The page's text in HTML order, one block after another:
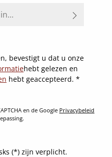
bevestigt u dat u onze
hebt gelezen en
hebt geaccepteerd. *
en de Google Privacybeleid
(*) zijn verplicht.